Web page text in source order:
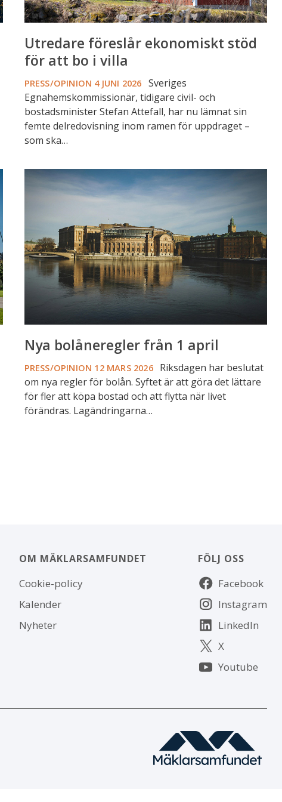
Utredare föreslår ekonomiskt stöd
för att bo i villa
PRESS/OPINION 4 JUNI 2026 Sveriges
Egnahemskommissionär, tidigare civil- och
bostadsminister Stefan Attefall, har nu lämnat sin
femte delredovisning inom ramen för uppdraget –
som ska…
bolåneregler
Nya bolåneregler från 1 april
PRESS/OPINION 12 MARS 2026 Riksdagen har beslutat
om nya regler för bolån. Syftet är att göra det lättare
för fler att köpa bostad och att flytta när livet
förändras. Lagändringarna…
OM MÄKLARSAMFUNDET
Om
Cookie-policy
Kalender
Nyheter
FÖLJ OSS
Följ
oss
Facebook
Instagram
LinkedIn
X
Youtube